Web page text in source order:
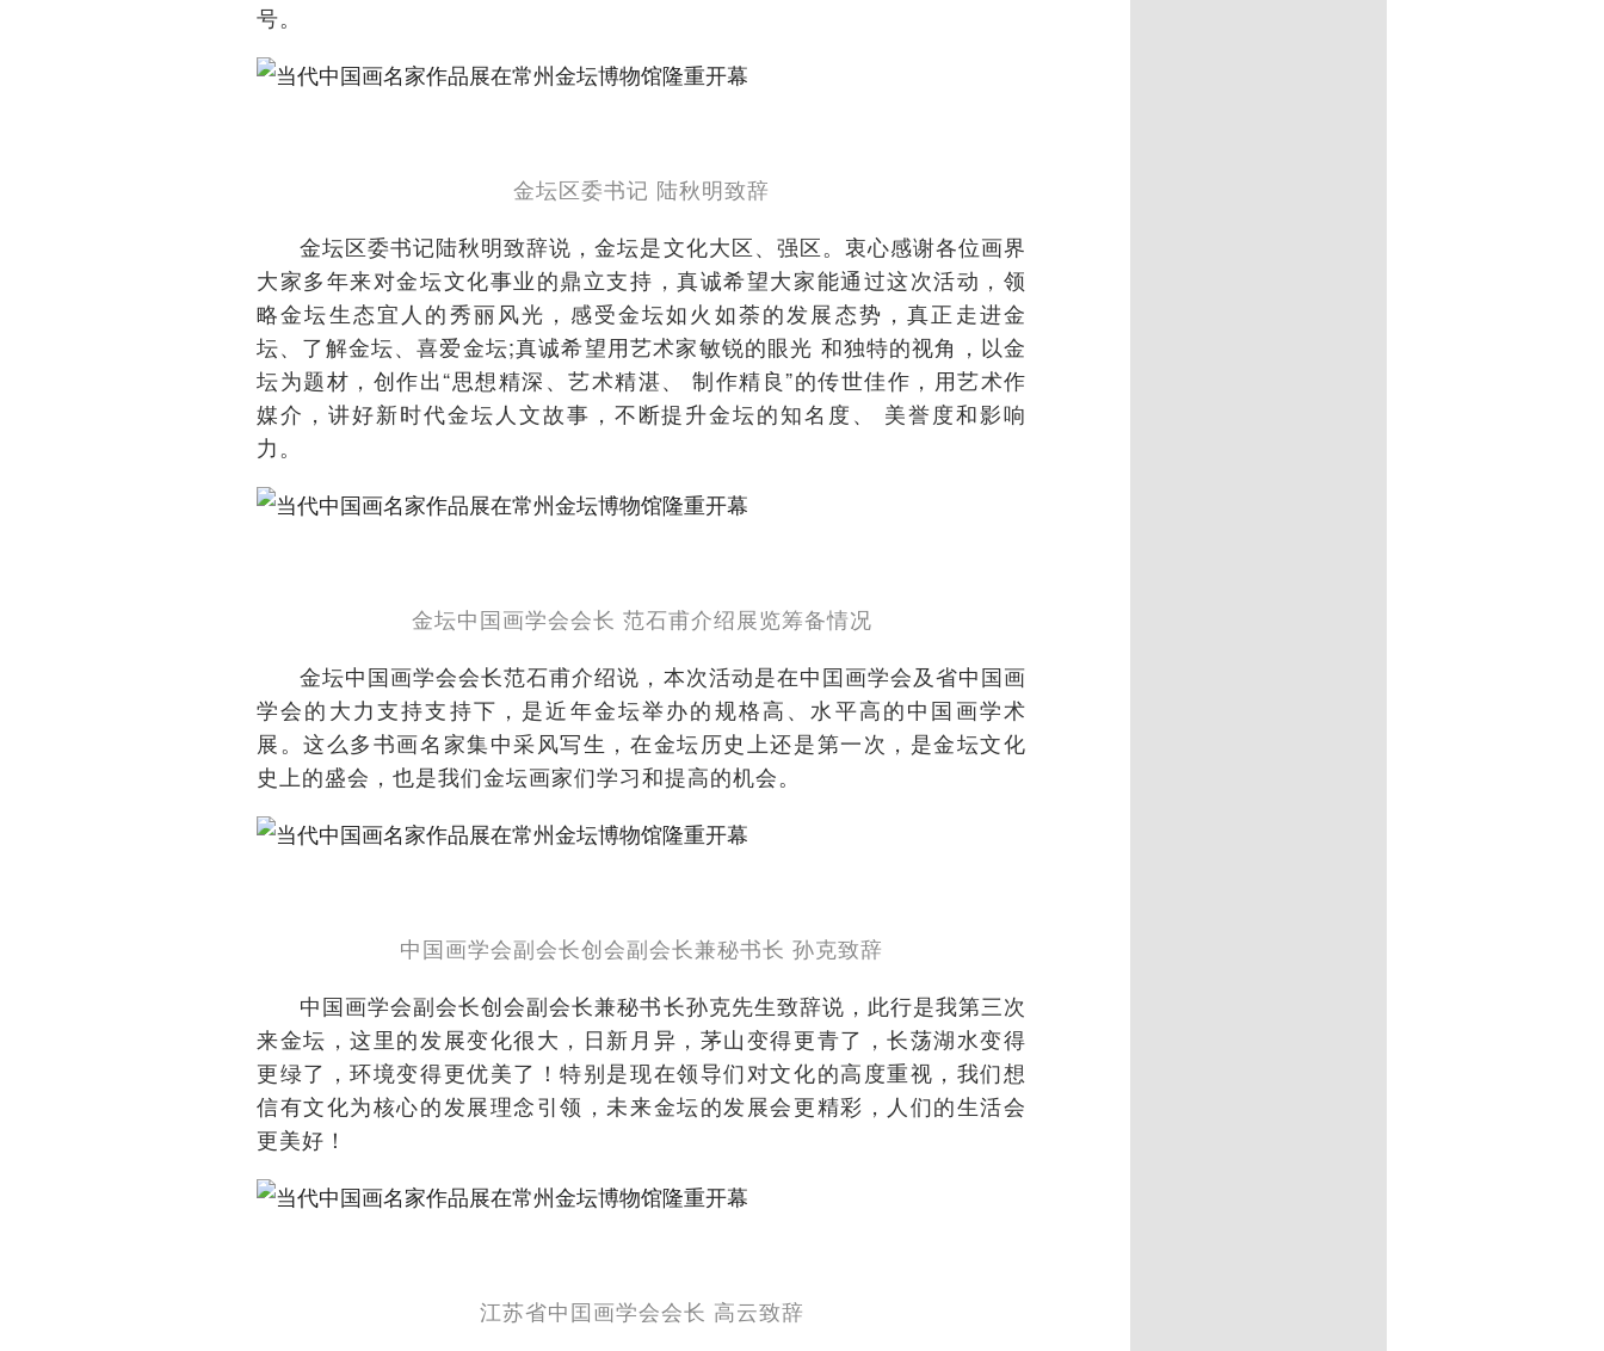
号。
金坛区委书记 陆秋明致辞
金坛区委书记陆秋明致辞说，金坛是文化大区、强区。衷心感谢各位画界
大家多年来对金坛文化事业的鼎立支持，真诚希望大家能通过这次活动，领
略金坛生态宜人的秀丽风光，感受金坛如火如荼的发展态势，真正走进金
坛、了解金坛、喜爱金坛;真诚希望用艺术家敏锐的眼光 和独特的视角，以金
坛为题材，创作出“思想精深、艺术精湛、 制作精良”的传世佳作，用艺术作
媒介，讲好新时代金坛人文故事，不断提升金坛的知名度、 美誉度和影响
力。
金坛中国画学会会长 范石甫介绍展览筹备情况
金坛中国画学会会长范石甫介绍说，本次活动是在中囯画学会及省中国画
学会的大力支持支持下，是近年金坛举办的规格高、水平高的中国画学术
展。这么多书画名家集中采风写生，在金坛历史上还是第一次，是金坛文化
史上的盛会，也是我们金坛画家们学习和提高的机会。
中国画学会副会长创会副会长兼秘书长 孙克致辞
中国画学会副会长创会副会长兼秘书长孙克先生致辞说，此行是我第三次
来金坛，这里的发展变化很大，日新月异，茅山变得更青了，长荡湖水变得
更绿了，环境变得更优美了！特别是现在领导们对文化的高度重视，我们想
信有文化为核心的发展理念引领，未来金坛的发展会更精彩，人们的生活会
更美好！
江苏省中囯画学会会长 高云致辞